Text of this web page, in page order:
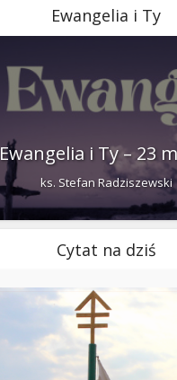
Ewangelia i Ty
Ewangelia i Ty – 23
ks. Stefan Radziszewski
Cytat na dziś